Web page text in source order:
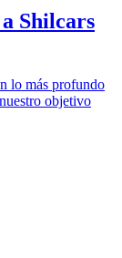
Shilcars
lo más profundo
objetivo